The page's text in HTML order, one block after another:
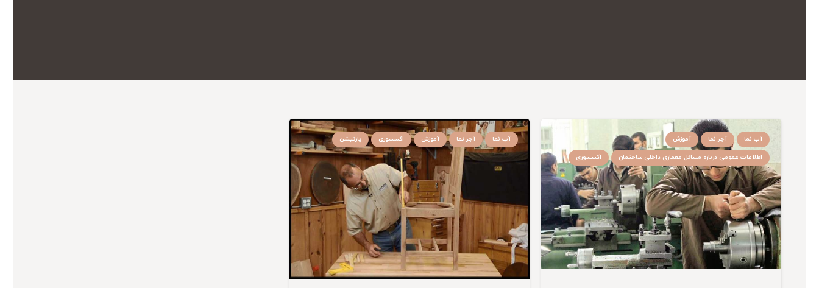
آب نما آجر نما
آموزش
اطلاعات عمومی درباره مسائل معماری داخلی ساحتمان
اکسسوری
آب نما آجر نما آموزش اکسسوری پارتیشن